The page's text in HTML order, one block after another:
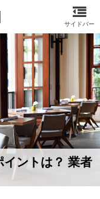
ントは？ 業者